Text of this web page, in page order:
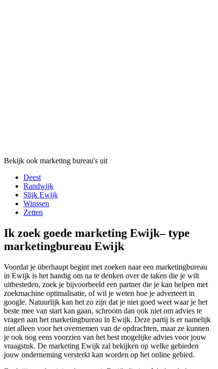
Bekijk ook marketing bureau's uit
Deest
Randwijk
Slijk Ewijk
Winssen
Zetten
Ik zoek goede marketing Ewijk– type
marketingbureau Ewijk
Voordat je überhaupt begint met zoeken naar een marketingbureau
in Ewijk is het handig om na te denken over de taken die je wilt
uitbesteden, zoek je bijvoorbeeld een partner die je kan helpen met
zoekmachine optimalisatie, of wil je weten hoe je adverteert in
google. Natuurlijk kan het zo zijn dat je niet goed weet waar je het
beste mee van start kan gaan, schroom dan ook niet om advies te
vragen aan het marketingbureau in Ewijk. Deze partij is er namelijk
niet alleen voor het overnemen van de opdrachten, maar ze kunnen
je ook nog eens voorzien van het best mogelijke advies voor jouw
vraagstuk. De marketing Ewijk zal bekijken op welke gebieden
jouw onderneming versterkt kan worden op het online gebied.